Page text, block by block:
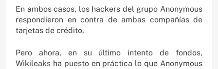
En ambos casos, los hackers del grupo Anonymous
respondieron en contra de ambas compañías de
tarjetas de crédito.
Pero ahora, en su último intento de fondos,
Wikileaks ha puesto en práctica lo que Anonymous